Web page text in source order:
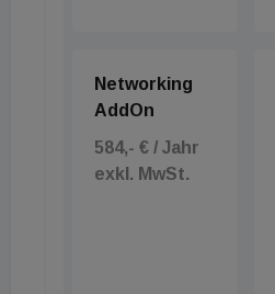
Networking
AddOn
584,- € / Jahr
exkl. MwSt.